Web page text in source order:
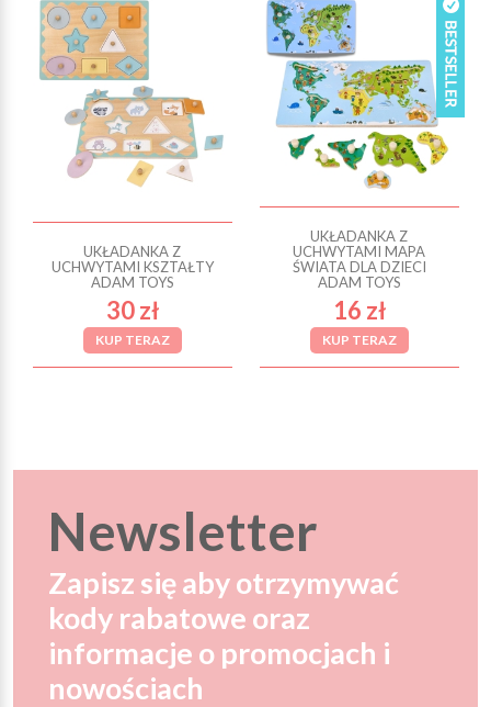
UKŁADANKA Z
UCHWYTAMI KSZTAŁTY
ADAM TOYS
30 zł
KUP TERAZ
UKŁADANKA Z
UCHWYTAMI MAPA
ŚWIATA DLA DZIECI
ADAM TOYS
16 zł
KUP TERAZ
Newsletter
Zapisz się aby otrzymywać
kody rabatowe oraz
informacje o promocjach i
nowościach